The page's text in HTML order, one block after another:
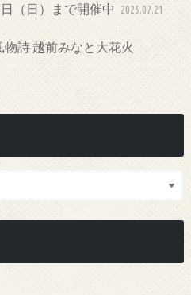
（日）まで開催中
2025.07.21
物詩 越前みなと大花火